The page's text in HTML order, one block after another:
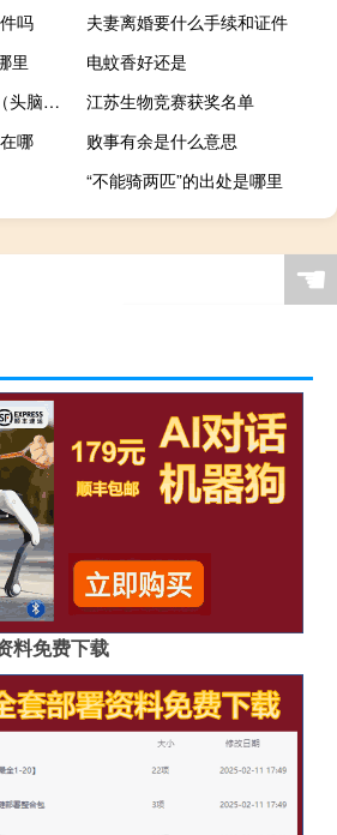
吗
夫妻离婚要什么手续和证件
里
电蚊香好还是
头脑王者2为什么违规（头脑王者2）
江苏生物竞赛获奖名单
哪
败事有余是什么意思
“不能骑两匹”的出处是哪里
☚
料免费下载